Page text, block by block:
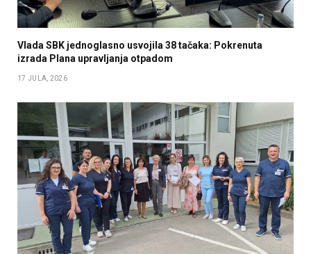
Vlada SBK jednoglasno usvojila 38 tačaka: Pokrenuta
izrada Plana upravljanja otpadom
17 JULA, 2026